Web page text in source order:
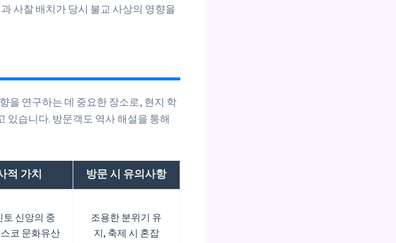
사찰 배치가 당시 불교 사상의 영향을
을 연구하는 데 중요한 장소로, 현지 학
있습니다. 방문객도 역사 해설을 통해
적 가치 방문 시 유의사항
토 신앙의 중
코 문화유산
조용한 분위기 유
지, 축제 시 혼잡